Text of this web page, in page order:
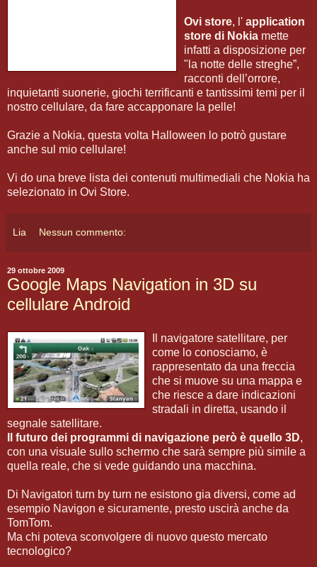
Ovi store, l' application
store di Nokia mette
infatti a disposizione per
"la notte delle streghe”,
racconti dell’orrore,
inquietanti suonerie, giochi terrificanti e tantissimi temi per il
nostro cellulare, da fare accapponare la pelle!
Grazie a Nokia, questa volta Halloween lo potrò gustare
anche sul mio cellulare!
Vi do una breve lista dei contenuti multimediali che Nokia ha
selezionato in Ovi Store.
Lia Nessun commento:
29 ottobre 2009
Google Maps Navigation in 3D su
cellulare Android
Il navigatore satellitare, per
come lo conosciamo, è
rappresentato da una freccia
che si muove su una mappa e
che riesce a dare indicazioni
stradali in diretta, usando il
segnale satellitare.
Il futuro dei programmi di navigazione però è quello 3D,
con una visuale sullo schermo che sarà sempre più simile a
quella reale, che si vede guidando una macchina.
Di Navigatori turn by turn ne esistono gia diversi, come ad
esempio Navigon e sicuramente, presto uscirà anche da
TomTom.
Ma chi poteva sconvolgere di nuovo questo mercato
tecnologico?